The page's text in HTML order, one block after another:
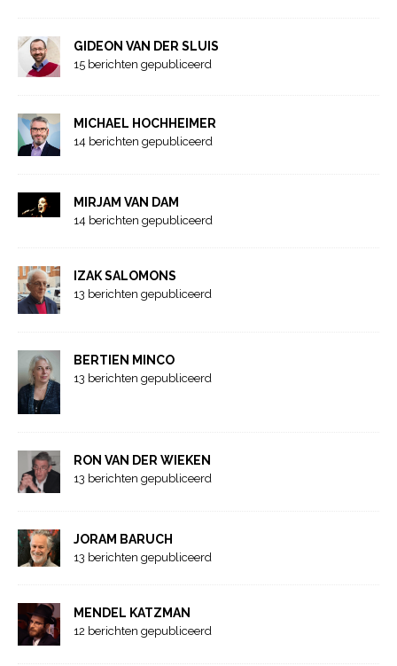
GIDEON VAN DER SLUIS
15 berichten gepubliceerd
MICHAEL HOCHHEIMER
14 berichten gepubliceerd
MIRJAM VAN DAM
14 berichten gepubliceerd
IZAK SALOMONS
13 berichten gepubliceerd
BERTIEN MINCO
13 berichten gepubliceerd
RON VAN DER WIEKEN
13 berichten gepubliceerd
JORAM BARUCH
13 berichten gepubliceerd
MENDEL KATZMAN
12 berichten gepubliceerd